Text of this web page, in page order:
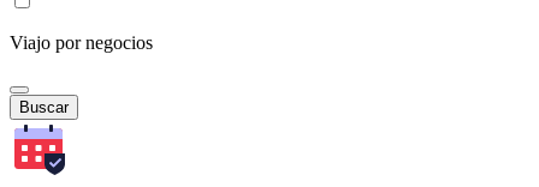
Viajo por negocios
Buscar